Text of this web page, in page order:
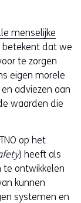
menselijke
betekent dat we
te zorgen
eigen morele
adviezen aan
waarden die
op het
) heeft als
ontwikkelen
kunnen
systemen en